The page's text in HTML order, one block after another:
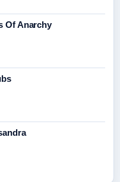
Of Anarchy